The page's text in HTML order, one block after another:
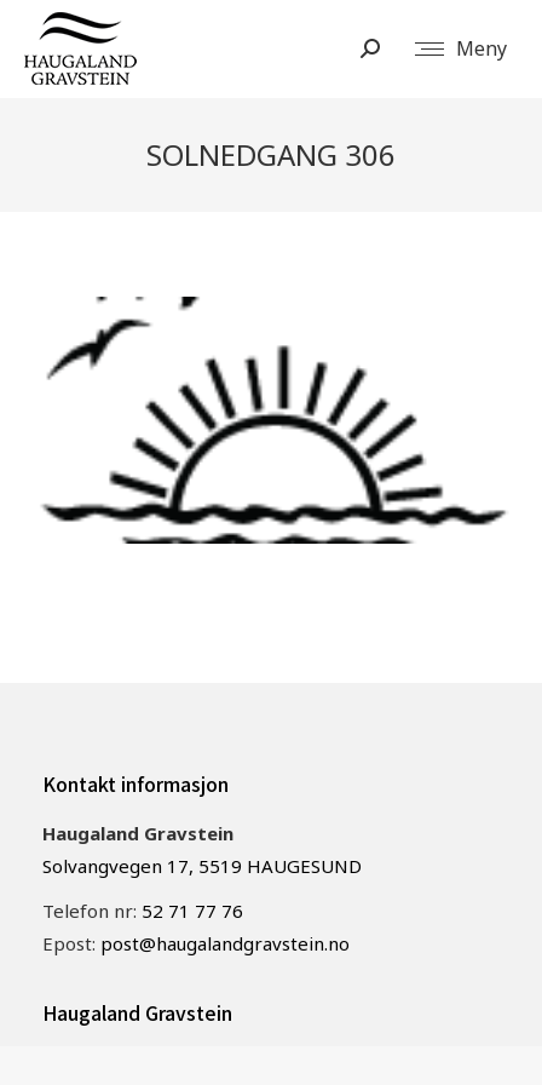
Meny
Search:
SOLNEDGANG 306
Kontakt informasjon
Haugaland Gravstein
Solvangvegen 17, 5519 HAUGESUND
Telefon nr: 52 71 77 76
Epost: post@haugalandgravstein.no
Haugaland Gravstein